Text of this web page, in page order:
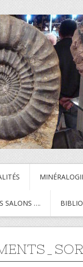
SALONS ….